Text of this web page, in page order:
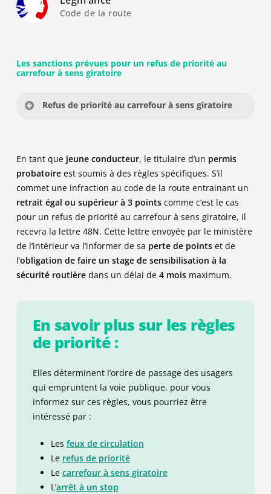
Code de la route
Les sanctions prévues pour un refus de priorité au
carrefour à sens giratoire
Refus de priorité au carrefour à sens giratoire
Article du code de la route : R415-10
Amende forfaitaire :135 €
Amende minorée : 90 €(si paiement dans les 15
jours)
Amende majorée :375 €(après 45 jours sans
paiement
Mesure concernant le permis de conduire :
Retrait de 4 points
Suspension du permis (jusqu’à 3 ans)
135
90
En tant quejeune conducteur, le titulaire d’un permis
probatoireest soumis à des règles spécifiques. S’il
commet une infraction au code de la route entrainant un
retrait égal ou supérieur à 3 pointscomme c’est le cas
pour un refus de priorité au carrefour à sens giratoire, il
recevra la lettre 48N. Cette lettre envoyée par le ministère
de l’intérieur va l’informer de sa perte de pointset de
l’obligation de faire un stage de sensibilisation à la
sécurité routièredans un délai de 4 moismaximum.
En savoir plus sur les règles
de priorité :
Elles déterminent l’ordre de passage des usagers
qui empruntent la voie publique, pour vous
informez sur ces règles, vous pourriez être
intéressé par :
Les feux de circulation
Le refus de priorité
Le carrefour à sens giratoire
L’arrêt à un stop